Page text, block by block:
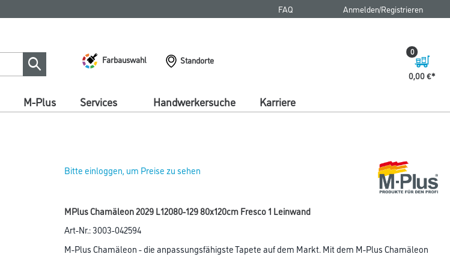
FAQ Anmelden/Registrieren
Farbauswahl
Standorte
0,00 €
0
M-Plus Services Handwerkersuche Karriere
Bitte einloggen, um Preise zu sehen
MPlus Chamäleon 2029 L12080-129 80x120cm Fresco 1 Leinwand
Art-Nr.:3003-042594
M-Plus Chamäleon - die anpassungsfähigste Tapete auf dem Markt. Mit dem M-Plus Chamäleon